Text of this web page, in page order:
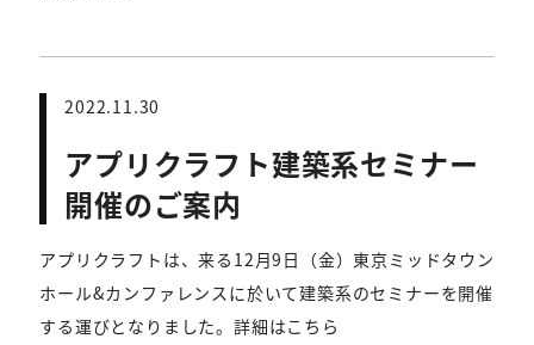
2022.11.30
アプリクラフト建築系セミナー
開催のご案内
アプリクラフトは、来る12月9日（金）東京ミッドタウン
ホール&カンファレンスに於いて建築系のセミナーを開催
する運びとなりました。詳細はこちら